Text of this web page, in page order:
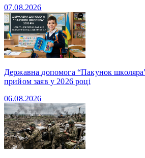
07.08.2026
Державна допомога “Пакунок
прийом заяв у 2026 році
06.08.2026